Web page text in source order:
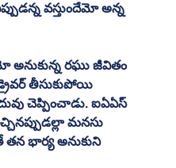
వస్తుందేమో అన్న
రఘు జీవితం
తీసుకుపోయి
చెప్పించాడు. ఐఏఏస్
మనసు
భార్య అనుకుని